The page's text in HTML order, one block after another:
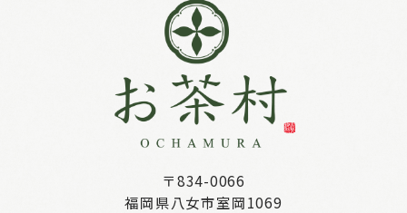
〒834-0066
福岡県八女市室岡1069